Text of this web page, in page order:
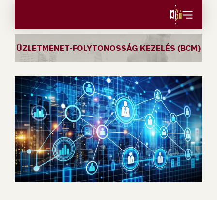
ÜZLETMENET-FOLYTONOSSÁG KEZELÉS (BCM)